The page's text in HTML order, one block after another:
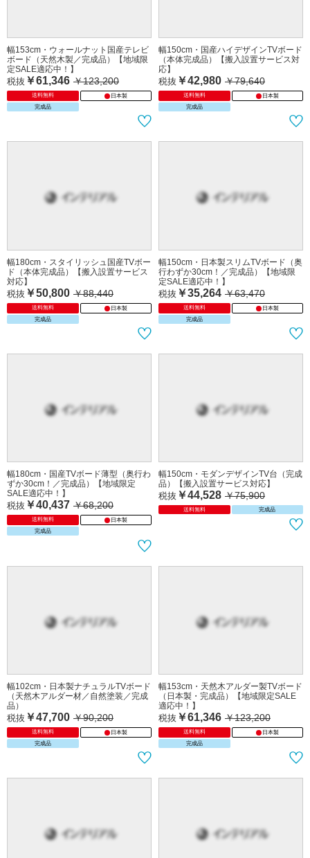
幅153cm・ウォールナット国産テレビ
ボード（天然木製／完成品）【地域限
定SALE適応中！】
税抜 ￥61,346 ￥123,200
送料無料
日本製
完成品
幅150cm・国産ハイデザインTVボード
（本体完成品）【搬入設置サービス対
応】
税抜 ￥42,980 ￥79,640
送料無料
日本製
完成品
幅180cm・スタイリッシュ国産TVボー
ド（本体完成品）【搬入設置サービス
対応】
税抜 ￥50,800 ￥88,440
送料無料
日本製
完成品
幅150cm・日本製スリムTVボード（奥
行わずか30cm！／完成品）【地域限
定SALE適応中！】
税抜 ￥35,264 ￥63,470
送料無料
日本製
完成品
幅180cm・国産TVボード薄型（奥行わ
ずか30cm！／完成品）【地域限定
SALE適応中！】
税抜 ￥40,437 ￥68,200
送料無料
日本製
完成品
幅150cm・モダンデザインTV台（完成
品）【搬入設置サービス対応】
税抜 ￥44,528 ￥75,900
送料無料 完成品
幅102cm・日本製ナチュラルTVボード
（天然木アルダー材／自然塗装／完成
品）
税抜 ￥47,700 ￥90,200
送料無料
日本製
完成品
幅153cm・天然木アルダー製TVボード
（日本製・完成品）【地域限定SALE
適応中！】
税抜 ￥61,346 ￥123,200
送料無料
日本製
完成品